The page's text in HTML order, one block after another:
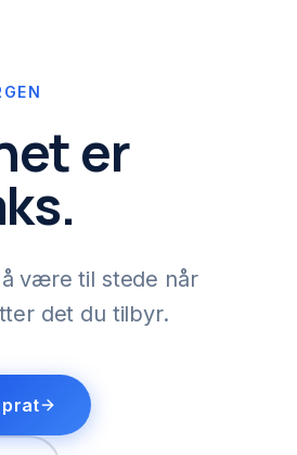
er
være til stede når
det du tilbyr.
prat